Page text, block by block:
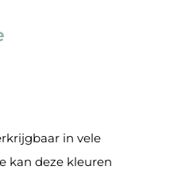
in vele
kan deze kleuren